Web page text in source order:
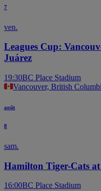
7
ven.
Leagues Cup:
Juárez
19:30BC Place Stadium
Vancouver, British
août
8
sam.
Hamilton Tiger-Cats
16:00BC Place Stadium